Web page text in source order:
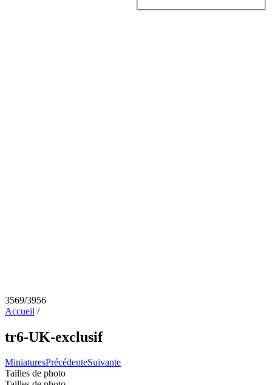
3569/3956
Accueil /
tr6-UK-exclusif
MiniaturesPrécédenteSuivante
Tailles de photo